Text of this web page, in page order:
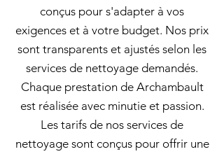
conçus pour s'adapter à vos
exigences et à votre budget. Nos prix
sont transparents et ajustés selon les
services de nettoyage demandés.
Chaque prestation de Archambault
est réalisée avec minutie et passion.
Les tarifs de nos services de
nettoyage sont conçus pour offrir une